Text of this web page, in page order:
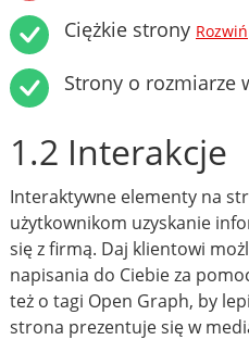
Ciężkie strony Rozwiń
Strony o rozmiarze
1.2 Interakcje
Interaktywne elementy na
użytkownikom uzyskanie
się z firmą. Daj klientowi
napisania do Ciebie za
też o tagi Open Graph, by
strona prezentuje się w